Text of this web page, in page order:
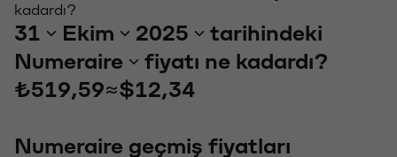
kadardı?
31 Ekim 2025
tarihindeki
Numeraire
fiyatı ne kadardı?
₺519,59≈$12,34
Numeraire geçmiş fiyatları